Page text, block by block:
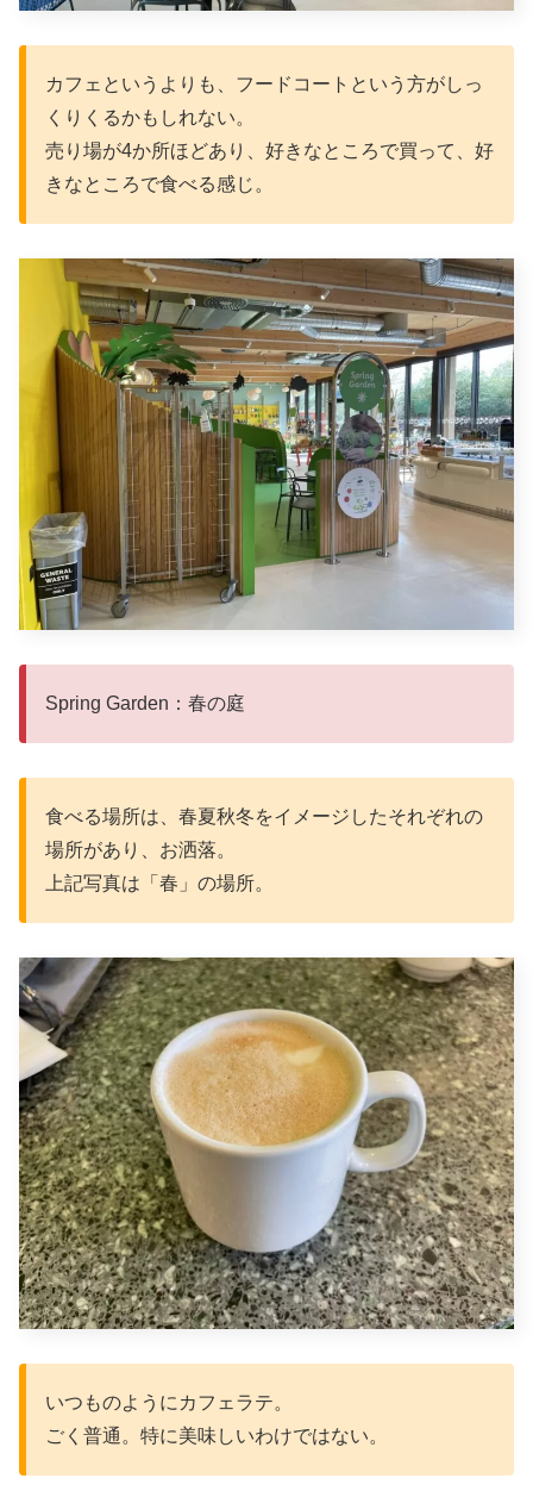
カフェというよりも、フードコートという方がしっ
くりくるかもしれない。
売り場が4か所ほどあり、好きなところで買って、好
きなところで食べる感じ。
Spring Garden：春の庭
食べる場所は、春夏秋冬をイメージしたそれぞれの
場所があり、お洒落。
上記写真は「春」の場所。
いつものようにカフェラテ。
ごく普通。特に美味しいわけではない。